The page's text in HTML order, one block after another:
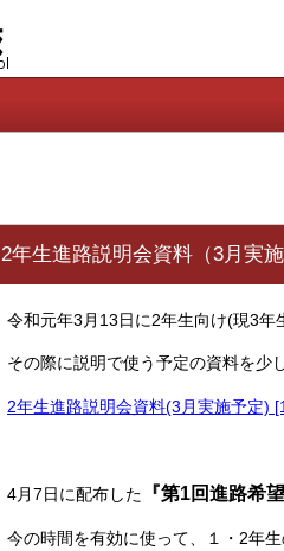
2年生進路説明会資料（3月実施
令和元年3月13日に2年生向け(現3年
その際に説明で使う予定の資料を少
2年生進路説明会資料(3月実施予定)
4月7日に配布した 『第1回進路希
今の時間を有効に使って、１・2年